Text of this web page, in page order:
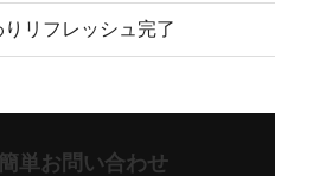
リフレッシュ完了
単お問い合わせ